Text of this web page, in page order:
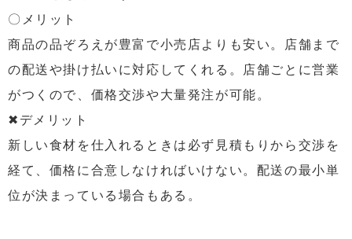
〇メリット
商品の品ぞろえが豊富で小売店よりも安い。店舗まで
の配送や掛け払いに対応してくれる。店舗ごとに営業
がつくので、価格交渉や大量発注が可能。
✖デメリット
新しい食材を仕入れるときは必ず見積もりから交渉を
経て、価格に合意しなければいけない。配送の最小単
位が決まっている場合もある。